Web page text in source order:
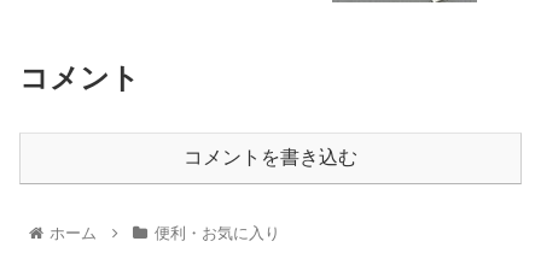
コメント
コメントを書き込む
ホーム 便利・お気に入り